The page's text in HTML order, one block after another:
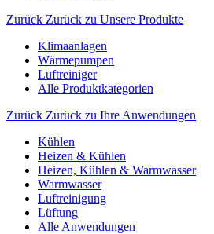
Zurück Zurück zu Unsere Produkte
Klimaanlagen
Wärmepumpen
Luftreiniger
Alle Produktkategorien
Zurück Zurück zu Ihre Anwendungen
Kühlen
Heizen & Kühlen
Heizen, Kühlen & Warmwasser
Warmwasser
Luftreinigung
Lüftung
Alle Anwendungen